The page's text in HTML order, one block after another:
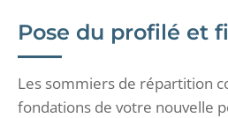
Pose du profilé et
Les sommiers de répartition
fondations de votre nouvelle